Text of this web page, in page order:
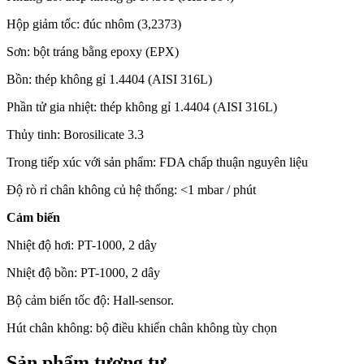
Hộp giảm tốc: đúc nhôm (3,2373)
Sơn: bột tráng bằng epoxy (EPX)
Bồn: thép không gỉ 1.4404 (AISI 316L)
Phần tử gia nhiệt: thép không gỉ 1.4404 (AISI 316L)
Thủy tinh: Borosilicate 3.3
Trong tiếp xúc với sản phẩm: FDA chấp thuận nguyên liệu
Độ rò rỉ chân không củ hệ thống: <1 mbar / phút
Cảm biến
Nhiệt độ hơi: PT-1000, 2 dây
Nhiệt độ bồn: PT-1000, 2 dây
Bộ cảm biến tốc độ: Hall-sensor.
Hút chân không: bộ điều khiển chân không tùy chọn